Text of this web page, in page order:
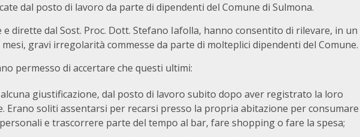
dal posto di lavoro da parte di dipendenti del Comune di Sulmona.
dirette dal Sost. Proc. Dott. Stefano Iafolla, hanno consentito di rilevare, in un
gravi irregolarità commesse da parte di molteplici dipendenti del Comune.
permesso di accertare che questi ultimi:
giustificazione, dal posto di lavoro subito dopo aver registrato la loro
Erano soliti assentarsi per recarsi presso la propria abitazione per consumare
e trascorrere parte del tempo al bar, fare shopping o fare la spesa;